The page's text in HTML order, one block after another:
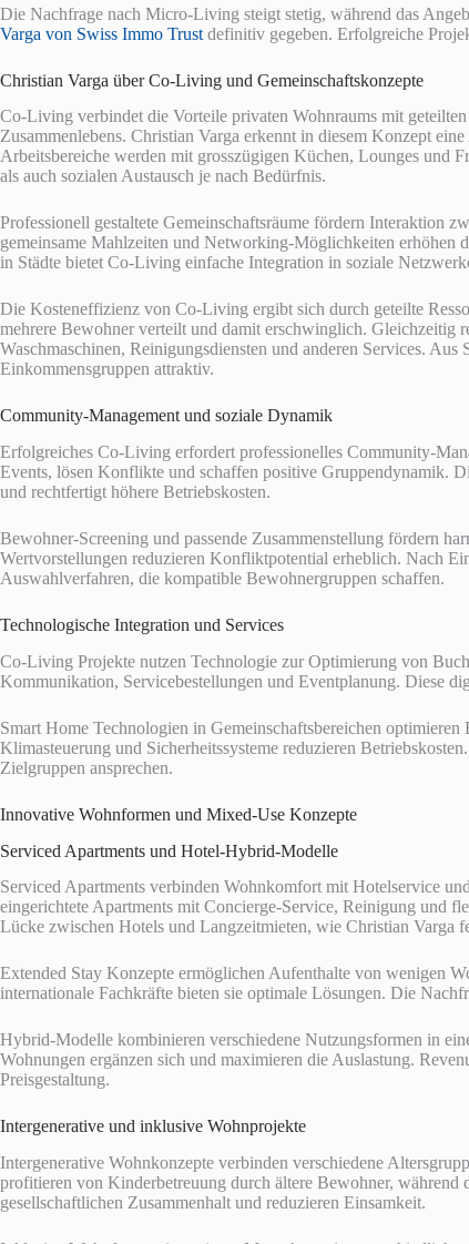
Die Nachfrage nach Micro-Living steigt stetig, während das
Varga von Swiss Immo Trust definitiv gegeben. Erfolgreiche
Christian Varga über Co-Living und Gemeinschaftskonzepte
Co-Living verbindet die Vorteile privaten Wohnraums mit
Zusammenlebens. Christian Varga erkennt in diesem Konzept
Arbeitsbereiche werden mit grosszügigen Küchen, Lounges und
als auch sozialen Austausch je nach Bedürfnis.
Professionell gestaltete Gemeinschaftsräume fördern Interaktion
gemeinsame Mahlzeiten und Networking-Möglichkeiten erhöhen
in Städte bietet Co-Living einfache Integration in soziale
Die Kosteneffizienz von Co-Living ergibt sich durch geteilte
mehrere Bewohner verteilt und damit erschwinglich. Gleichzeitig
Waschmaschinen, Reinigungsdiensten und anderen Services. Aus
Einkommensgruppen attraktiv.
Community-Management und soziale Dynamik
Erfolgreiches Co-Living erfordert professionelles Community-
Events, lösen Konflikte und schaffen positive Gruppendynamik.
und rechtfertigt höhere Betriebskosten.
Bewohner-Screening und passende Zusammenstellung fördern
Wertvorstellungen reduzieren Konfliktpotential erheblich. Nach
Auswahlverfahren, die kompatible Bewohnergruppen schaffen.
Technologische Integration und Services
Co-Living Projekte nutzen Technologie zur Optimierung von
Kommunikation, Servicebestellungen und Eventplanung. Diese
Smart Home Technologien in Gemeinschaftsbereichen
Klimasteuerung und Sicherheitssysteme reduzieren
Zielgruppen ansprechen.
Innovative Wohnformen und Mixed-Use Konzepte
Serviced Apartments und Hotel-Hybrid-Modelle
Serviced Apartments verbinden Wohnkomfort mit Hotelservice
eingerichtete Apartments mit Concierge-Service, Reinigung und
Lücke zwischen Hotels und Langzeitmieten, wie Christian Varga
Extended Stay Konzepte ermöglichen Aufenthalte von wenigen
internationale Fachkräfte bieten sie optimale Lösungen. Die
Hybrid-Modelle kombinieren verschiedene Nutzungsformen in
Wohnungen ergänzen sich und maximieren die Auslastung.
Preisgestaltung.
Intergenerative und inklusive Wohnprojekte
Intergenerative Wohnkonzepte verbinden verschiedene
profitieren von Kinderbetreuung durch ältere Bewohner,
gesellschaftlichen Zusammenhalt und reduzieren Einsamkeit.